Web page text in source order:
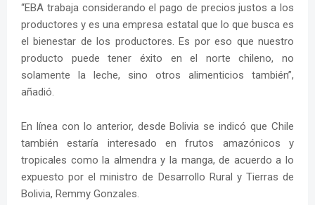
“EBA trabaja considerando el pago de precios justos a los
productores y es una empresa estatal que lo que busca es
el bienestar de los productores. Es por eso que nuestro
producto puede tener éxito en el norte chileno, no
solamente la leche, sino otros alimenticios también”,
añadió.
En línea con lo anterior, desde Bolivia se indicó que Chile
también estaría interesado en frutos amazónicos y
tropicales como la almendra y la manga, de acuerdo a lo
expuesto por el ministro de Desarrollo Rural y Tierras de
Bolivia, Remmy Gonzales.